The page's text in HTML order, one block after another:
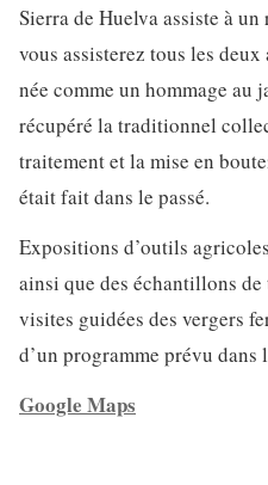
Sierra de Huelva assiste à
vous assisterez tous les deux
née comme un hommage
récupéré la traditionnel
traitement et la mise en
était fait dans le passé.
Expositions d’outils
ainsi que des échantillons
visites guidées des vergers
d’un programme prévu dans
Google Maps